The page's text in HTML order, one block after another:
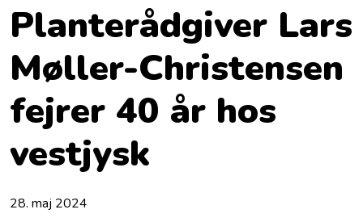
Planterådgiver Lars
Møller-Christensen
fejrer 40 år hos
vestjysk
28. maj 2024